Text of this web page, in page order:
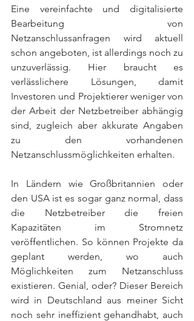
Eine vereinfachte und digitalisierte
Bearbeitung von
Netzanschlussanfragen wird aktuell
schon angeboten, ist allerdings noch zu
unzuverlässig. Hier braucht es
verlässlichere Lösungen, damit
Investoren und Projektierer weniger von
der Arbeit der Netzbetreiber abhängig
sind, zugleich aber akkurate Angaben
zu den vorhandenen
Netzanschlussmöglichkeiten erhalten.
In Ländern wie Großbritannien oder
den USA ist es sogar ganz normal, dass
die Netzbetreiber die freien
Kapazitäten im Stromnetz
veröffentlichen. So können Projekte da
geplant werden, wo auch
Möglichkeiten zum Netzanschluss
existieren. Genial, oder? Dieser Bereich
wird in Deutschland aus meiner Sicht
noch sehr ineffizient gehandhabt, auch